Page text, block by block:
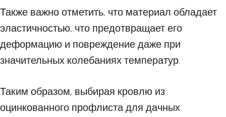
Также важно отметить, что материал обладает
эластичностью, что предотвращает его
деформацию и повреждение даже при
значительных колебаниях температур.
Таким образом, выбирая кровлю из
оцинкованного профлиста для дачных